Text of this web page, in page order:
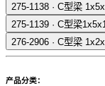
275-1138 · C型梁
275-1139 · C型梁
276-2906 · C型梁
产品分类：